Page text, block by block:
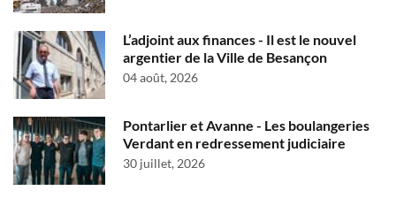
L’adjoint aux finances - Il est le nouvel
argentier de la Ville de Besançon
04 août, 2026
Pontarlier et Avanne - Les boulangeries
Verdant en redressement judiciaire
30 juillet, 2026